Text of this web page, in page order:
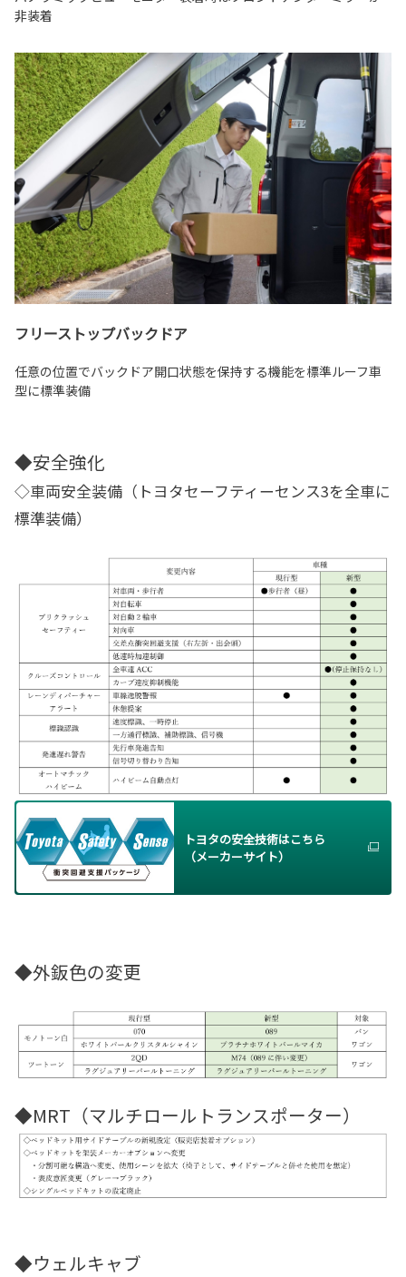
非装着
フリーストップバックドア
任意の位置でバックドア開口状態を保持する機能を標準ルーフ車
型に標準装備
◆安全強化
◇車両安全装備（トヨタセーフティーセンス3を全車に
標準装備）
トヨタの安全技術はこちら
（メーカーサイト）
◆外鈑色の変更
◆MRT（マルチロールトランスポーター）
◆ウェルキャブ